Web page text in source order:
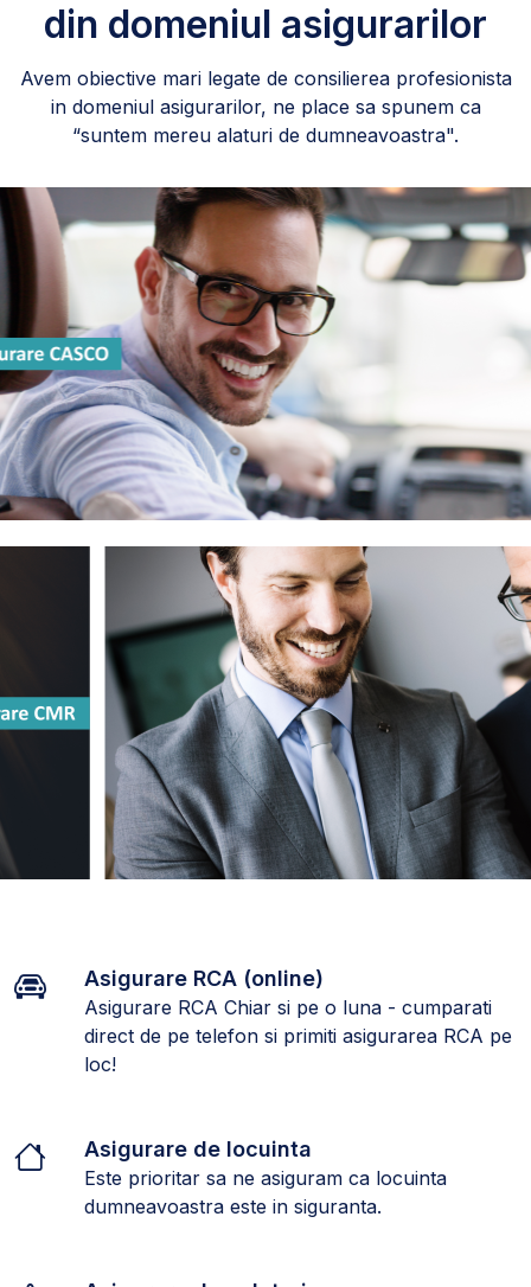
din domeniul asigurarilor
Avem obiective mari legate de consilierea profesionista
in domeniul asigurarilor, ne place sa spunem ca
“suntem mereu alaturi de dumneavoastra".
Asigurare RCA (online)
Asigurare RCA Chiar si pe o luna - cumparati
direct de pe telefon si primiti asigurarea RCA pe
loc!
Asigurare de locuinta
Este prioritar sa ne asiguram ca locuinta
dumneavoastra este in siguranta.